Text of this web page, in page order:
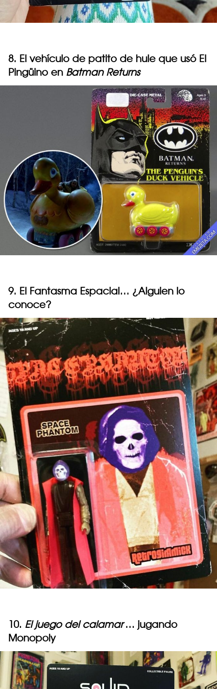
8. El vehículo de patito de hule que usó El
Pingüino en Batman Returns
9. El Fantasma Espacial… ¿Alguien lo
conoce?
10. El juego del calamar… jugando
Monopoly